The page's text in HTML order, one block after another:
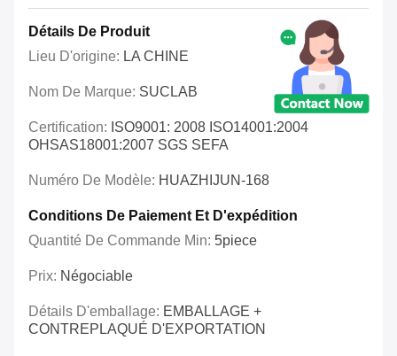
Détails De Produit
Lieu D'origine: LA CHINE
Nom De Marque: SUCLAB
Certification: ISO9001: 2008 ISO14001:2004
OHSAS18001:2007 SGS SEFA
Numéro De Modèle: HUAZHIJUN-168
Conditions De Paiement Et D'expédition
Quantité De Commande Min: 5piece
Prix: Négociable
Détails D'emballage: EMBALLAGE +
CONTREPLAQUÉ D'EXPORTATION